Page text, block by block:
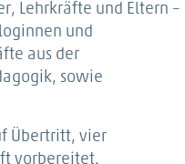
Lehrkräfte und Eltern –
und
aus der
sowie
Übertritt, vier
vorbereitet.